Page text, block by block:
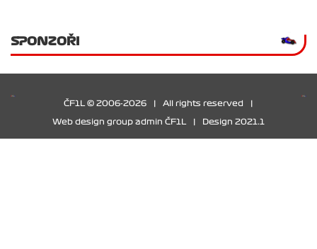
SPONZOŘI
ČF1L © 2006-2026 All rights reserved
Web design group admin ČF1L Design 2021.1